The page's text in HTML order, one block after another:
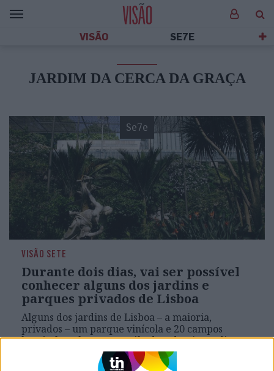
VISÃO SE7E
JARDIM DA CERCA DA GRAÇA
Se7e
VISÃO SETE
Durante dois dias, vai ser possível
conhecer alguns dos jardins e
parques privados de Lisboa
Alguns dos jardins de Lisboa – a maioria,
privados – um parque vinícola e 20 campos
hortícolas, abrem este sábado e domingo, dias 26
e 27, com várias atividades e, até, um piquenique
ecológico. Bem-vindos ao Jardins Abertos